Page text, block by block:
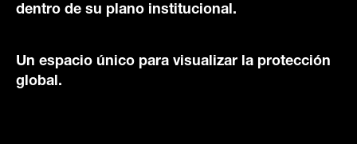
dentro de su plano institucional.
Un espacio único para visualizar la protección
global.